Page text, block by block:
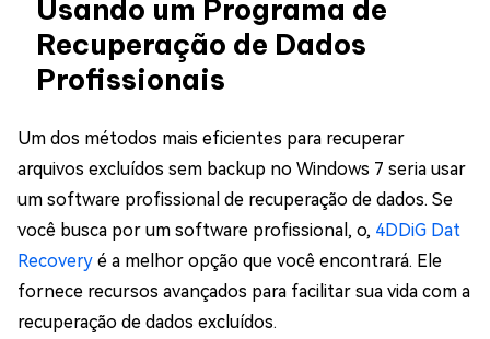
Usando um Programa de
Recuperação de Dados
Profissionais
Um dos métodos mais eficientes para recuperar
arquivos excluídos sem backup no Windows 7 seria usar
um software profissional de recuperação de dados. Se
você busca por um software profissional, o, 4DDiG Dat
Recovery é a melhor opção que você encontrará. Ele
fornece recursos avançados para facilitar sua vida com a
recuperação de dados excluídos.